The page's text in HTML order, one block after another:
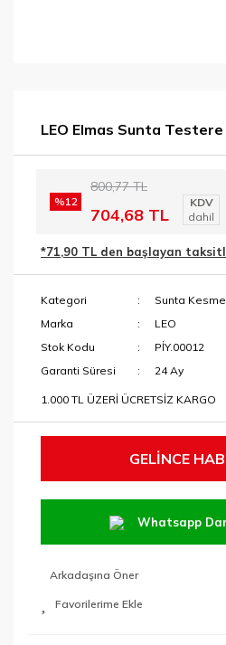
LEO Elmas Sunta
%12
800,77 TL
704,68 TL
KDV
dahil
*71,90 TL den başlayan
Kategori
Sunta
Marka
LEO
Stok Kodu
PİY.00012
Garanti Süresi
24 Ay
1.000 TL ÜZERİ ÜCRETSİZ KARGO
GELİNCE
Whatsapp
Arkadaşına Öner